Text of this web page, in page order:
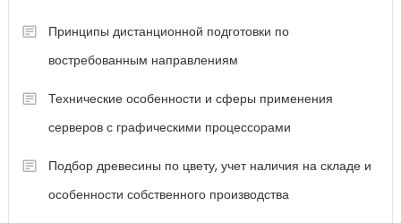
Принципы дистанционной подготовки по
востребованным направлениям
Технические особенности и сферы применения
серверов с графическими процессорами
Подбор древесины по цвету, учет наличия на складе и
особенности собственного производства